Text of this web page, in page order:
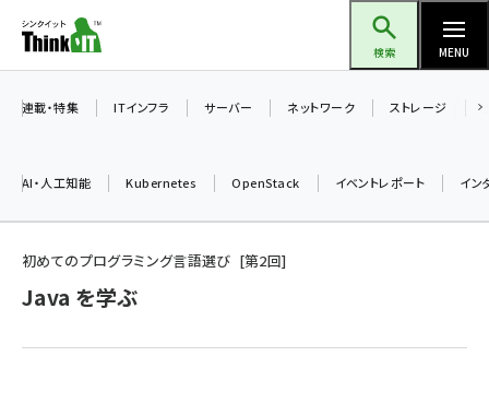
ン
ツ
検索 MENU
加藤銘のチーム貢献～仲間と築いた勝利の絆～ (2329)
連載・特集 ITインフラ サーバー ネットワーク ストレージ
AI・人工知能 Kubernetes OpenStack イベントレポート イン
初めてのプログラミング言語選び 第2回
Java を学ぶ